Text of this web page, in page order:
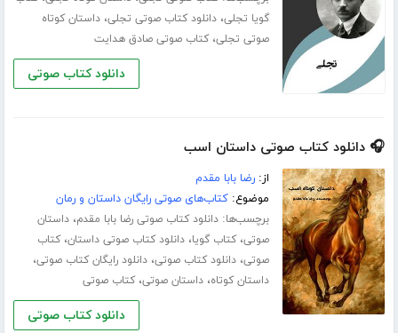
گویا تجلی،دانلود کتاب صوتی تجلی،داستان کوتاه
صوتی تجلی،کتاب صوتی صادق هدایت
دانلود کتاب صوتی
🎧 دانلود کتاب صوتی داستان اسب
از:رضا بابا مقدم
موضوع:کتاب‌های صوتی رایگان داستان و رمان
برچسب‌ها:دانلود کتاب صوتی رضا بابا مقدم،داستان
صوتی،کتاب گویا،دانلود کتاب صوتی داستان،کتاب
صوتی،دانلود کتاب صوتی،دانلود رایگان کتاب صوتی،
داستان کوتاه،داستان صوتی،کتاب صوتی
دانلود کتاب صوتی